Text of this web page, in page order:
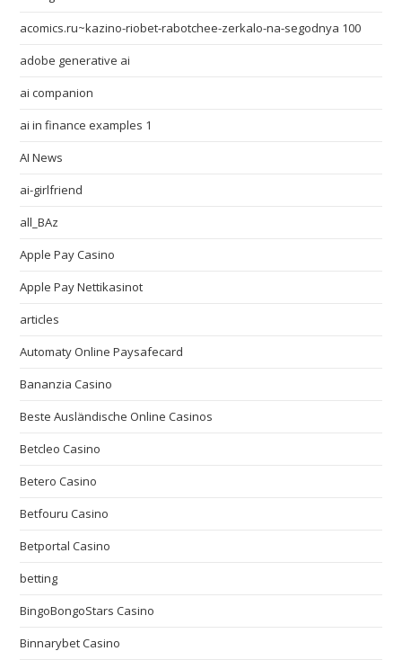
acomics.ru~kazino-riobet-rabotchee-zerkalo-na-segodnya 100
adobe generative ai
ai companion
ai in finance examples 1
AI News
ai-girlfriend
all_BAz
Apple Pay Casino
Apple Pay Nettikasinot
articles
Automaty Online Paysafecard
Bananzia Casino
Beste Ausländische Online Casinos
Betcleo Casino
Betero Casino
Betfouru Casino
Betportal Casino
betting
BingoBongoStars Casino
Binnarybet Casino